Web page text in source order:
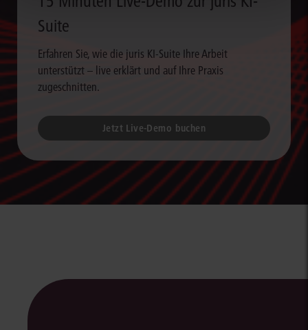
Suite
Erfahren Sie, wie die juris KI-Suite Ihre Arbeit
unterstützt – live erklärt und auf Ihre Praxis
zugeschnitten.
Jetzt Live-Demo buchen